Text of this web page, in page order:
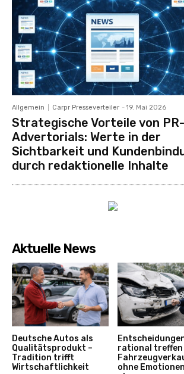
Allgemein Carpr Presseverteiler - 19. Mai 2026
Strategische Vorteile von PR-
Advertorials: Werte in der
Sichtbarkeit und
durch redaktionelle Inhalte
Aktuelle News
Deutsche Autos als
Qualitätsprodukt –
Tradition trifft
Wirtschaftlichkeit
rational treffen
ohne Emotionen